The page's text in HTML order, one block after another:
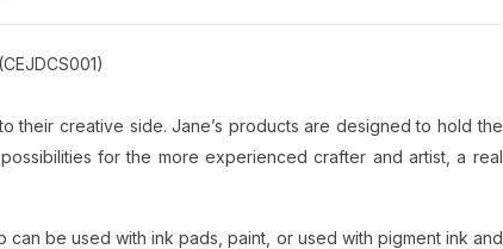
their creative side. Jane’s products are designed to hold the
for the more experienced crafter and artist, a real
can be used with ink pads, paint, or used with pigment ink and